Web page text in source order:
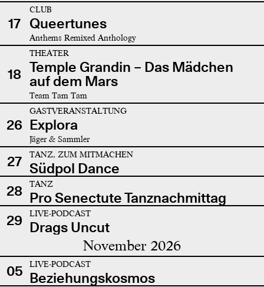
17
CLUB
Queertunes
Anthems Remixed Anthology
18
THEATER
Temple Grandin – Das Mädchen
auf dem Mars
Team Tam Tam
26
GASTVERANSTALTUNG
Explora
Jäger & Sammler
27 TANZ, ZUM MITMACHEN
Südpol Dance
28
TANZ
Pro Senectute Tanznachmittag
29
LIVE-PODCAST
Drags Uncut
November 2026
05 LIVE-PODCAST
Beziehungskosmos